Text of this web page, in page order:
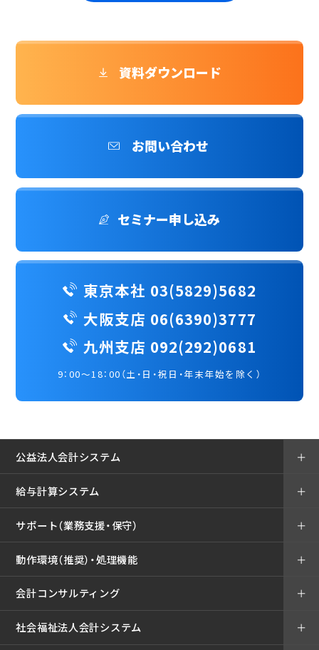
資料ダウンロード
お問い合わせ
セミナー申し込み
東京本社 03(5829)5682
大阪支店 06(6390)3777
九州支店 092(292)0681
9：00～18：00（土・日・祝日・年末年始を除く）
公益法人会計システム ＋
給与計算システム ＋
サポート（業務支援・保守） ＋
動作環境（推奨）・処理機能 ＋
会計コンサルティング ＋
社会福祉法人会計システム ＋